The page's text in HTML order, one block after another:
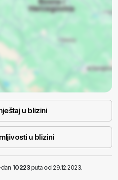
u blizini
u blizini
10223puta od 29.12.2023.